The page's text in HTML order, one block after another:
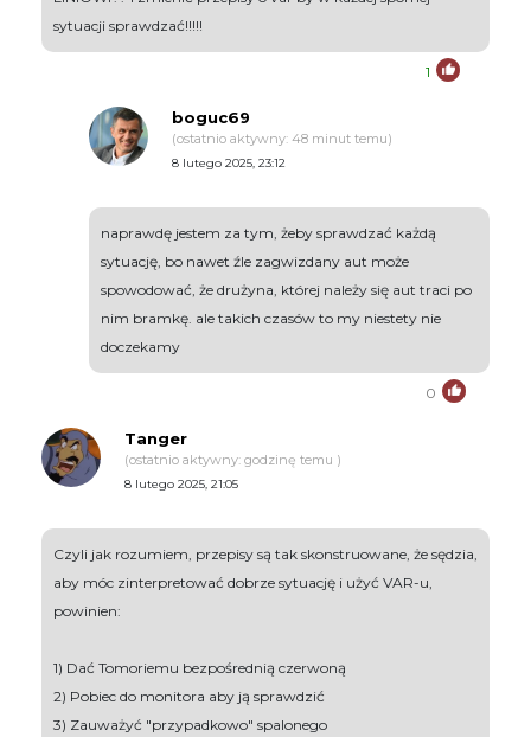
sytuacji sprawdzać!!!!!
1
boguc69
(ostatnio aktywny: 48 minut temu)
8 lutego 2025, 23:12
naprawdę jestem za tym, żeby sprawdzać każdą
sytuację, bo nawet źle zagwizdany aut może
spowodować, że drużyna, której należy się aut traci po
nim bramkę. ale takich czasów to my niestety nie
doczekamy
0
Tanger
(ostatnio aktywny: godzinę temu )
8 lutego 2025, 21:05
Czyli jak rozumiem, przepisy są tak skonstruowane, że sędzia,
aby móc zinterpretować dobrze sytuację i użyć VAR-u,
powinien:
1) Dać Tomoriemu bezpośrednią czerwoną
2) Pobiec do monitora aby ją sprawdzić
3) Zauważyć "przypadkowo" spalonego